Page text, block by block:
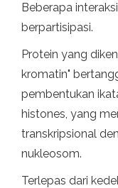
Beberapa
berpartisipasi.
Protein yang
kromatin"
pembentukan
histones, yang
transkripsional
nukleosom.
Terlepas dari